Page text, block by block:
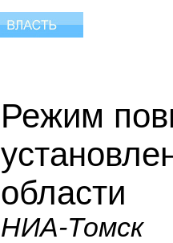
Режим
области
НИА-Томск